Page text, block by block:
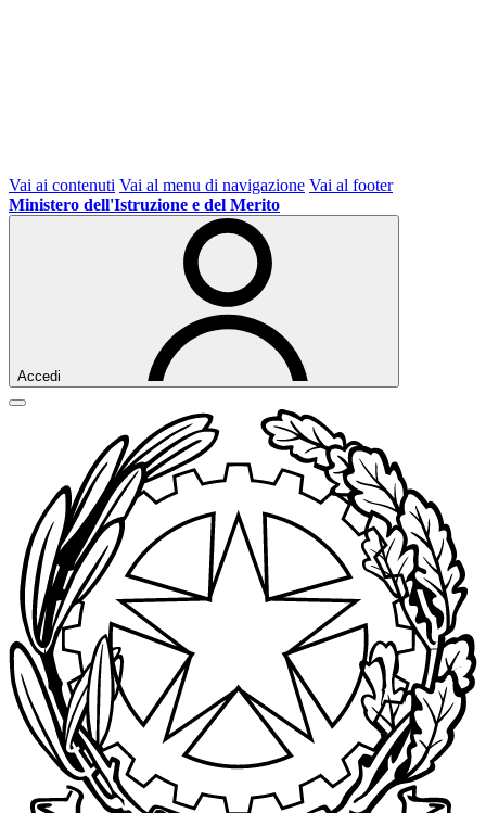
Vai ai contenuti Vai al menu di navigazione Vai al footer
Ministero dell'Istruzione e del Merito
Accedi